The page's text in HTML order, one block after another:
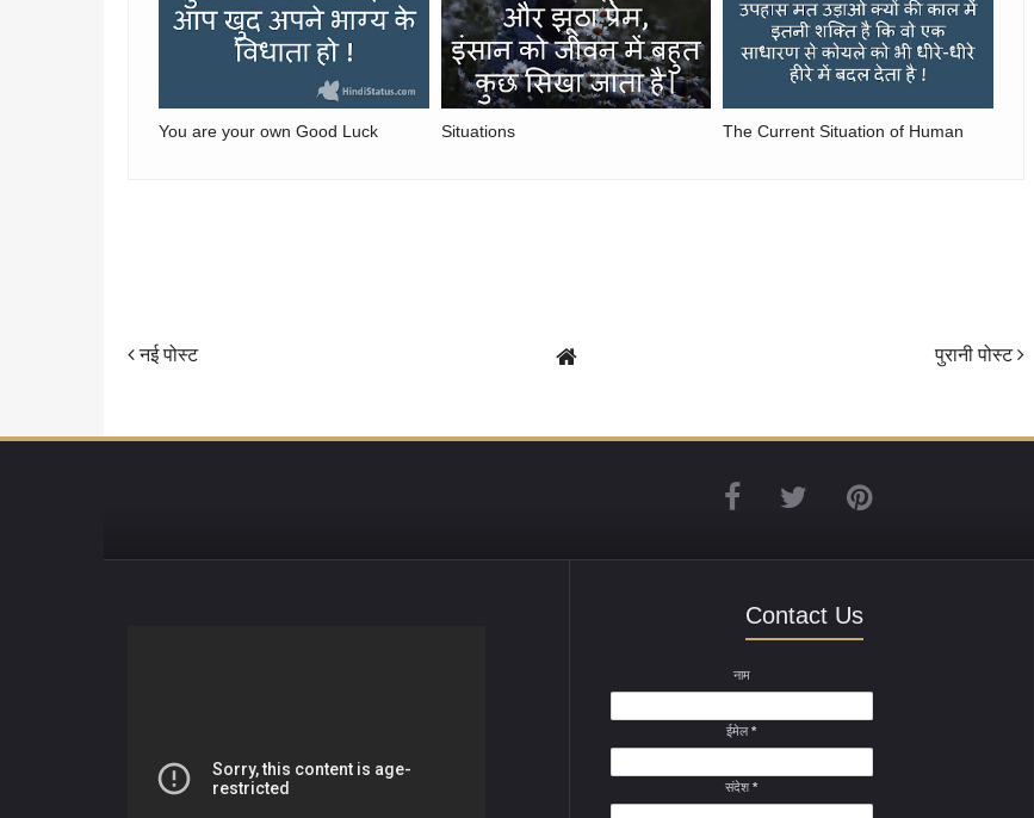
You are your own Good Luck Situations The Current Situation of Human
नई पोस्ट पुरानी पोस्ट
Contact Us
नाम
ईमेल*
संदेश*